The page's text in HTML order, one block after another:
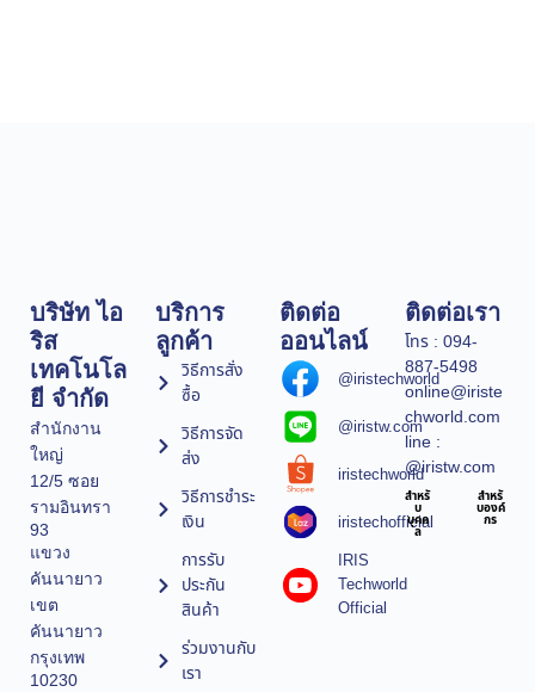
บริษัท ไอ
ริส
เทคโนโล
ยี จำกัด
สำนักงาน
ใหญ่
12/5 ซอย
รามอินทรา
93
แขวง
คันนายาว
เขต
คันนายาว
กรุงเทพ
10230
บริการ
ลูกค้า
วิธีการสั่ง
ซื้อ
วิธีการจัด
ส่ง
วิธีการชำระ
เงิน
การรับ
ประกัน
สินค้า
ร่วมงานกับ
เรา
ติดต่อ
ออนไลน์
@iristechworld
@iristw.com
iristechworld
iristechofficial
IRIS
Techworld
Official
ติดต่อเรา
โทร : 094-
887-5498
online@iriste
chworld.com
line :
@iristw.com
สำหรั
บ
บุคค
ล
สำหรั
บองค์
กร